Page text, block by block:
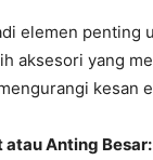
elemen penting
aksesori yang
kesan
Anting Besar: